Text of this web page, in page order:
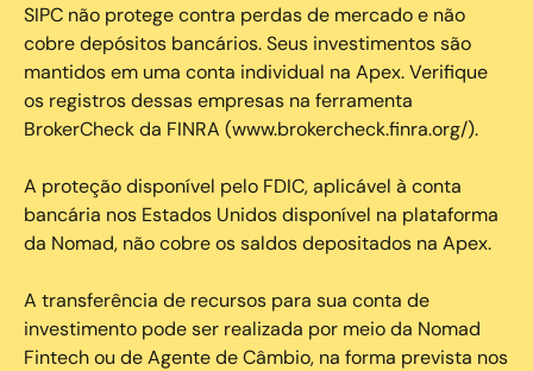
SIPC não protege contra perdas de mercado e não
cobre depósitos bancários. Seus investimentos são
mantidos em uma conta individual na Apex. Verifique
os registros dessas empresas na ferramenta
BrokerCheck da FINRA (www.brokercheck.finra.org/).
A proteção disponível pelo FDIC, aplicável à conta
bancária nos Estados Unidos disponível na plataforma
da Nomad, não cobre os saldos depositados na Apex.
A transferência de recursos para sua conta de
investimento pode ser realizada por meio da Nomad
Fintech ou de Agente de Câmbio, na forma prevista nos